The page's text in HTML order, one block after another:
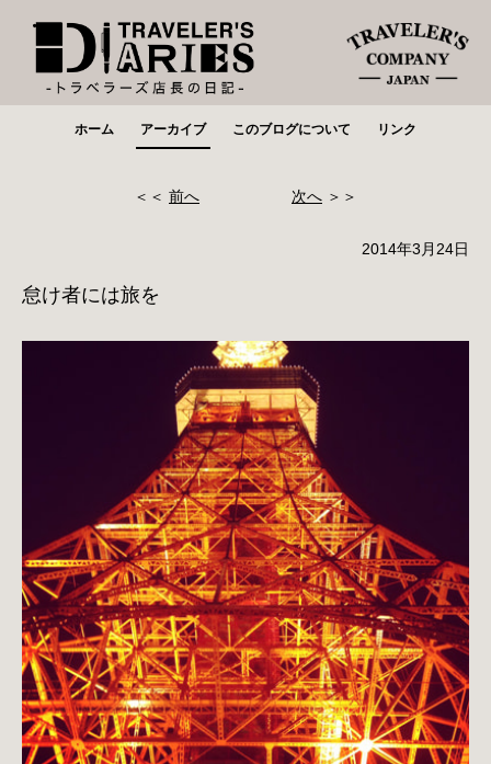
ホーム アーカイブ このブログについて リンク
＜＜ 前へ 次へ ＞＞
2014年3月24日
怠け者には旅を